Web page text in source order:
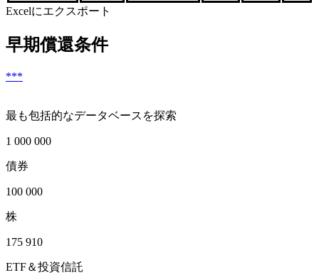
Excelにエクスポート
早期償還条件
***
最も包括的なデータベースを探索
1 000 000
債券
100 000
株
175 910
ETF＆投資信託